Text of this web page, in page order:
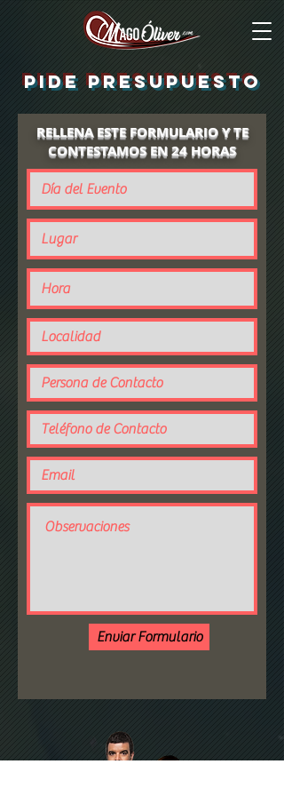
PIDE PRESUPUESTO
RELLENA ESTE FORMULARIO Y TE
CONTESTAMOS EN 24 HORAS
Enviar Formulario